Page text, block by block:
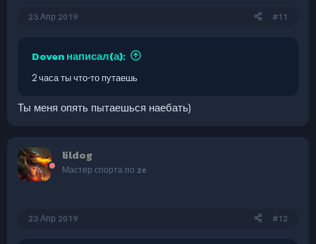
23 Апр 2019 #11
Doven написал(а):
2 часа ты что-то путаешь
Ты меня опять пытаешься наебать)
lildog
Мастер спорта по ze
23 Апр 2019 #12